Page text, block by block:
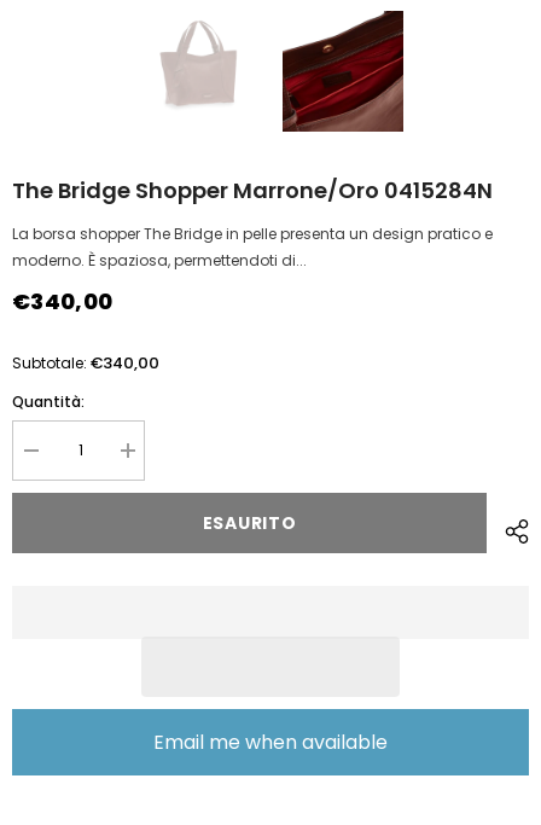
The Bridge Shopper Marrone/oro 0415284N
La borsa shopper The Bridge in pelle presenta un design pratico e
moderno. È spaziosa, permettendoti di...
€340,00
Subtotale: €340,00
Quantità:
Diminuire
la
quantità
Bridge
Aumentare
la
quantità
Bridge
ESAURITO
Email me when available